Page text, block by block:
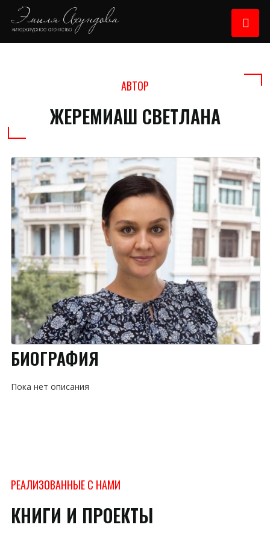
АВТОР
ЖЕРЕМИАШ СВЕТЛАНА
БИОГРАФИЯ
Пока нет описания
РЕАЛИЗОВАННЫЕ С НАМИ
КНИГИ И ПРОЕКТЫ